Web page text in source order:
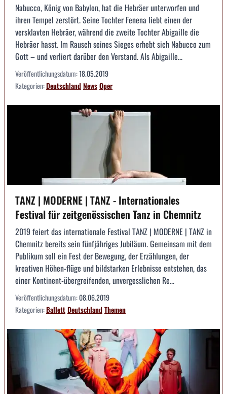
Nabucco, König von Babylon, hat die Hebräer unterworfen und
ihren Tempel zerstört. Seine Tochter Fenena liebt einen der
versklavten Hebräer, während die zweite Tochter Abigaille die
Hebräer hasst. Im Rausch seines Sieges erhebt sich Nabucco zum
Gott – und verliert darüber den Verstand. Als Abigaille...
Veröffentlichungsdatum:18.05.2019
Kategorien:DeutschlandNewsOper
TANZ | MODERNE | TANZ - Internationales
Festival für zeitgenössischen Tanz in Chemnitz
2019 feiert das internationale Festival TANZ | MODERNE | TANZ in
Chemnitz bereits sein fünfjähriges Jubiläum. Gemeinsam mit dem
Publikum soll ein Fest der Bewegung, der Erzählungen, der
kreativen Höhen-flüge und bildstarken Erlebnisse entstehen, das
einer Kontinent-übergreifenden, unvergesslichen Re...
Veröffentlichungsdatum:08.06.2019
Kategorien:BallettDeutschlandThemen